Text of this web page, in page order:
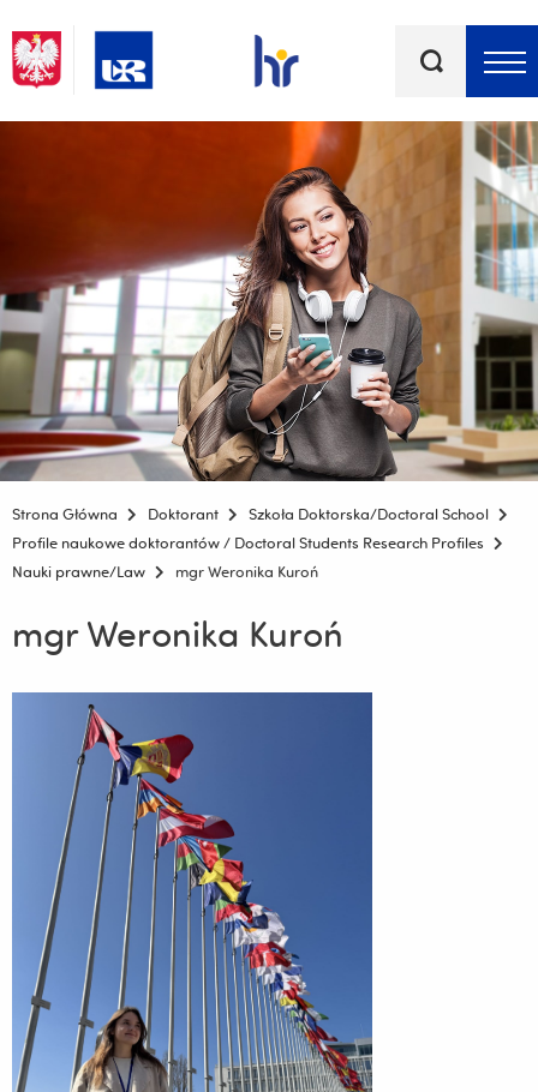
kluczowe
Strona Główna Doktorant
Szkoła Doktorska/Doctoral School
Profile naukowe doktorantów / Doctoral Students Research Profiles
Nauki prawne/Law
mgr Weronika Kuroń
mgr Weronika Kuroń